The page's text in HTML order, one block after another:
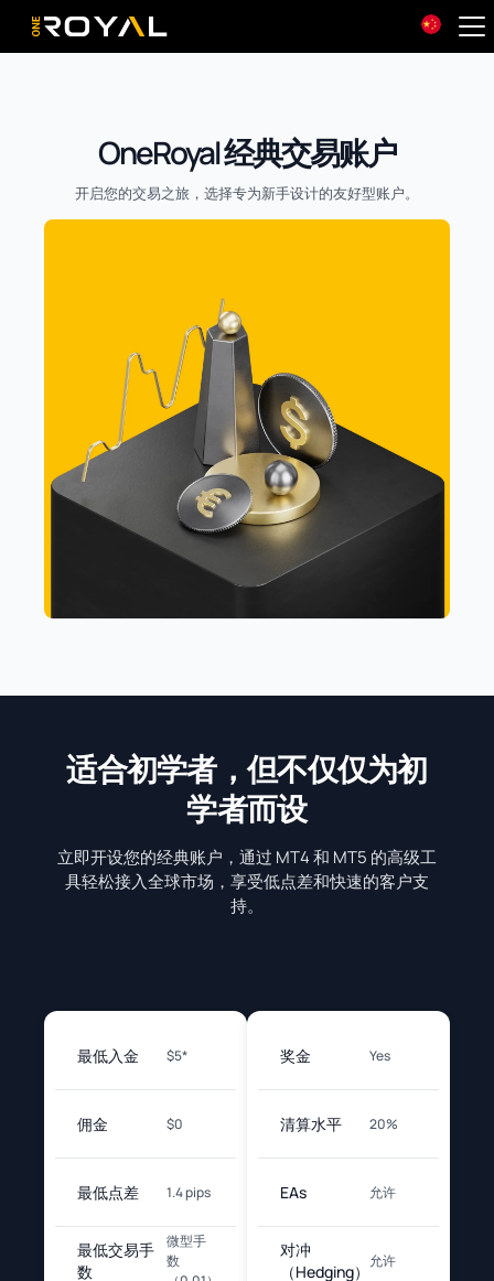
OneRoyal Home
OneRoyal 经典交易账户
开启您的交易之旅，选择专为新手设计的友好型账户。
适合初学者，但不仅仅为初
学者而设
立即开设您的经典账户，通过 MT4 和 MT5 的高级工
具轻松接入全球市场，享受低点差和快速的客户支
持。
最低入金 $5*
佣金 $0
最低点差 1.4 pips
最低交易手
数
微型手
数
奖金 Yes
清算水平 20%
EAs 允许
对冲
（Hedging）
允许